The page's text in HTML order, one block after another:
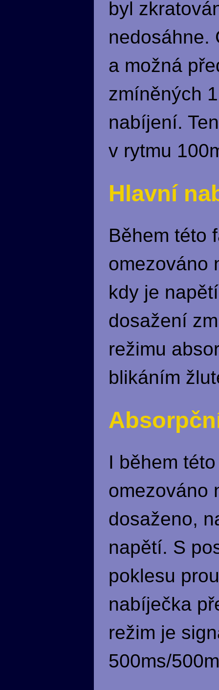
byl
nedosáhne.
a možná
zmíněných
nabíjení.
v rytmu
Hlavní
Během této
omezováno
kdy je
dosažení
režimu
blikáním
I během
omezováno
dosaženo,
napětí. S
poklesu
nabíječka
režim je
500ms/